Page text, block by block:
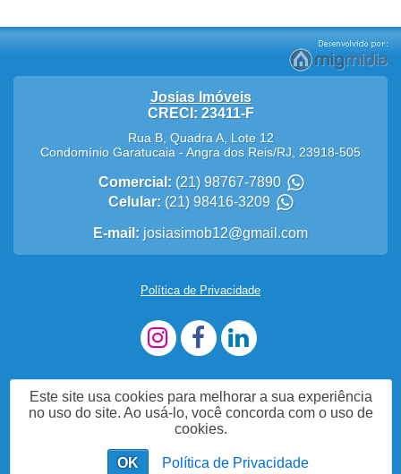
Josias Imóveis
CRECI: 23411-F
Rua B, Quadra A, Lote 12
Condomínio Garatucaia -Angra dos Reis/RJ 23918-505
Comercial: (21) 98767-7890
Celular: (21) 98416-3209
E-mail: josiasimob12@gmail.com
Política de Privacidade
Este site usa cookies para melhorar a sua experiência
no uso do site. Ao usá-lo, você concorda com o uso de
cookies.
OK Política de Privacidade